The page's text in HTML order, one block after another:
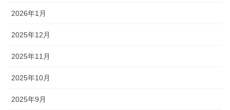
2026年1月
2025年12月
2025年11月
2025年10月
2025年9月